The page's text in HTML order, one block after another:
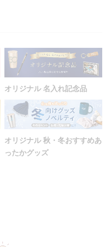
オリジナル 名入れ記念品
オリジナル 秋・冬おすすめあ
ったかグッズ